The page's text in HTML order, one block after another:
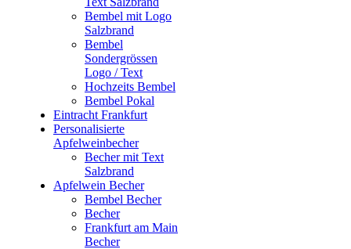
Bembel mit Logo
Salzbrand
Bembel
Sondergrössen
Logo / Text
Hochzeits Bembel
Bembel Pokal
Eintracht Frankfurt
Personalisierte
Apfelweinbecher
Becher mit Text
Salzbrand
Apfelwein Becher
Bembel Becher
Becher
Frankfurt am Main
Becher